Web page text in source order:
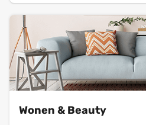
Wonen & Beauty